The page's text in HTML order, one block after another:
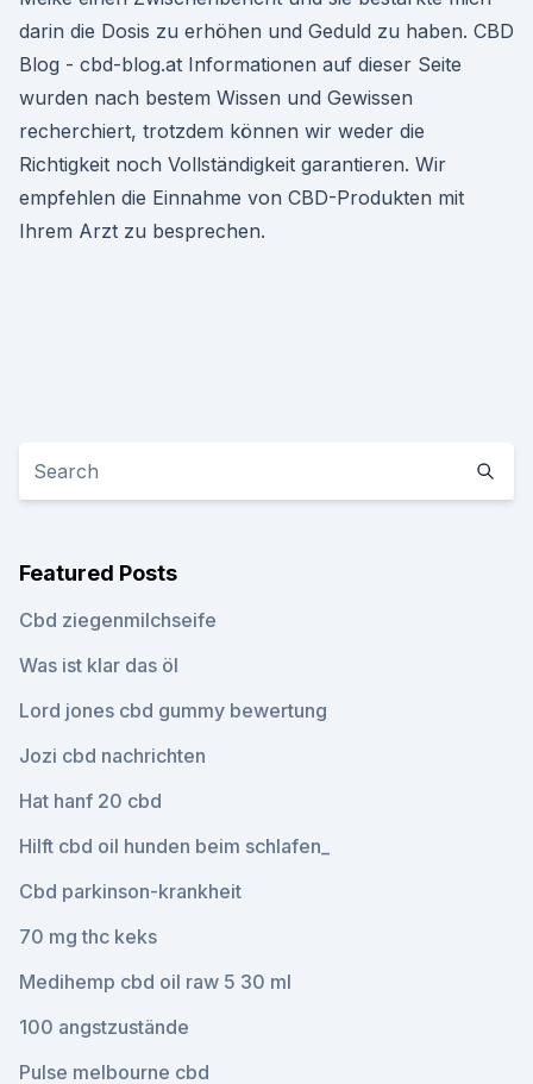
darin die Dosis zu erhöhen und Geduld zu haben. CBD
Blog - cbd-blog.at Informationen auf dieser Seite
wurden nach bestem Wissen und Gewissen
recherchiert, trotzdem können wir weder die
Richtigkeit noch Vollständigkeit garantieren. Wir
empfehlen die Einnahme von CBD-Produkten mit
Ihrem Arzt zu besprechen.
Featured Posts
Cbd ziegenmilchseife
Was ist klar das öl
Lord jones cbd gummy bewertung
Jozi cbd nachrichten
Hat hanf 20 cbd
Hilft cbd oil hunden beim schlafen_
Cbd parkinson-krankheit
70 mg thc keks
Medihemp cbd oil raw 5 30 ml
100 angstzustände
Pulse melbourne cbd